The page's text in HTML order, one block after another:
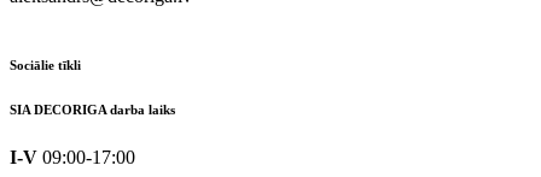
Sociālie tīkli
SIA DECORIGA darba laiks
I-V 09:00-17:00